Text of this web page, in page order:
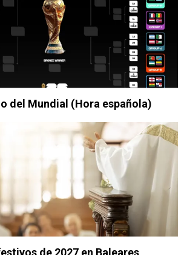
del Mundial (Hora española)
de 2027 en Baleares